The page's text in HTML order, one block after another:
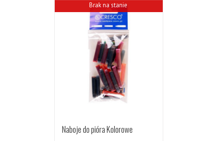
Brak na stanie
Naboje do pióra Kolorowe